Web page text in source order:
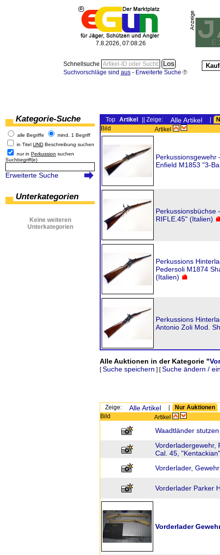
7.8.2026, 07:08:26
Schnellsuche
Suchvorschläge sind aus- Erweiterte Suche
Kategorie-Suche
alle Begriffe
mind. 1 Begriff
in Titel UND Beschreibung suchen
nur in Perkussion suchen
Suchbegriff(e)
Erweiterte Suche
Unterkategorien
Keine weiteren
Unterkategorien
Top Artikel || Zeige: Alle Artikel
Bild
Artikel
Perkussionsgewehr
Enfield M1853 "3-
Perkussionsbüchse
RIFLE.45" (Italien)
Perkussions
Pedersoli M1874
(Italien)
Perkussions
Antonio Zoli Mod.
Alle Auktionen in der Kategorie "
[Suche speichern ] [Suche ändern /
Zeige: Alle Artikel
Nur Auktionen
Bild
Artikel
Waadtländer stutzen
Vorderladergewehr,
Cal. 45,
Vorderlader,
Vorderlader Parker
Vorderlader